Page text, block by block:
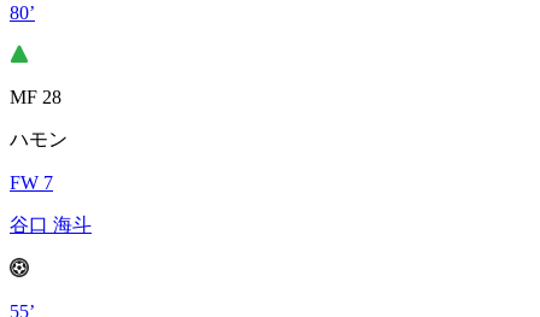
80’
MF 28
ハモン
FW 7
谷口 海斗
55’